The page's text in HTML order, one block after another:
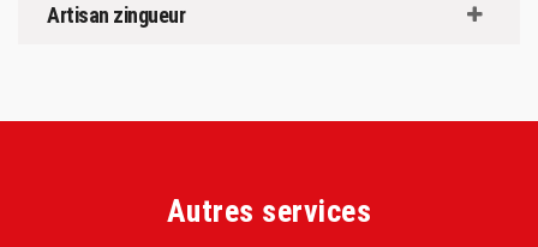
Artisan zingueur
Autres services